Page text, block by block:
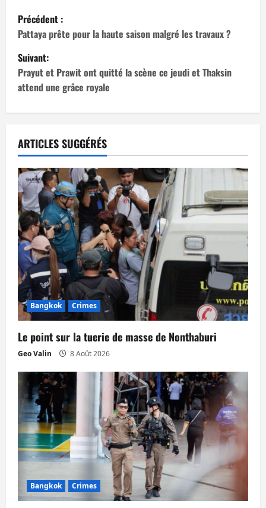
N
a
v
i
g
a
t
i
o
n
d
’
a
r
t
i
c
l
e
Précédent :
Pattaya prête pour la haute saison malgré les travaux ?
Suivant:
Prayut et Prawit ont quitté la scène ce jeudi et Thaksin
attend une grâce royale
ARTICLES SUGGÉRÉS
Bangkok Crimes
Le point sur la tuerie de masse de Nonthaburi
Geo Valin 8 Août 2026
Bangkok Crimes